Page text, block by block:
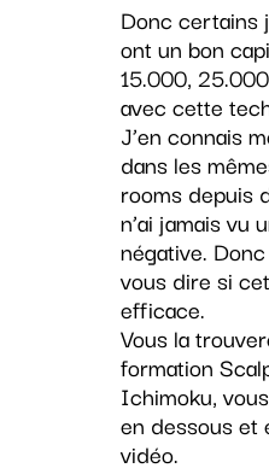
Donc certains
ont un bon
15.000,
avec cette
J’en connais
dans les
rooms depuis
n’ai jamais vu
négative.
vous dire si
efficace.
Vous la
formation
Ichimoku,
en dessous et
vidéo.